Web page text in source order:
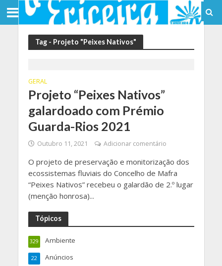
Tag - Projeto "Peixes Nativos"
GERAL
Projeto “Peixes Nativos”
galardoado com Prémio
Guarda-Rios 2021
Outubro 11, 2021 Adicionar comentário
O projeto de preservação e monitorização dos
ecossistemas fluviais do Concelho de Mafra
“Peixes Nativos” recebeu o galardão de 2.º lugar
(menção honrosa)...
Tópicos
Ambiente
329
Anúncios
22